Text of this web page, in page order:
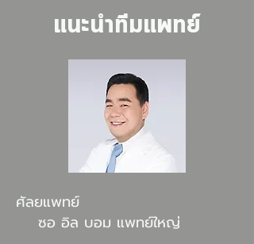
แนะนำทีมแพทย์
ศัลยแพทย์
ซอ อิล บอม แพทย์ใหญ่